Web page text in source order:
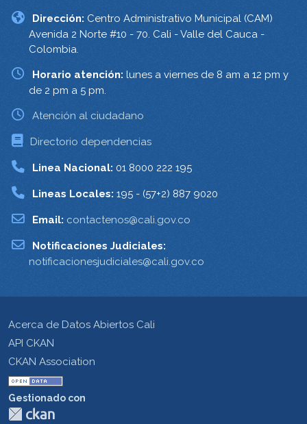
Dirección: Centro Administrativo Municipal (CAM)
Avenida 2 Norte #10 - 70. Cali - Valle del Cauca -
Colombia.
Horario atención: lunes a viernes de 8 am a 12 pm y
de 2 pm a 5 pm.
Atención al ciudadano
Directorio dependencias
Linea Nacional: 01 8000 222 195
Lineas Locales: 195 - (57+2) 887 9020
Email: contactenos@cali.gov.co
Notificaciones Judiciales:
notificacionesjudiciales@cali.gov.co
Acerca de Datos Abiertos Cali
API CKAN
CKAN Association
Gestionado con